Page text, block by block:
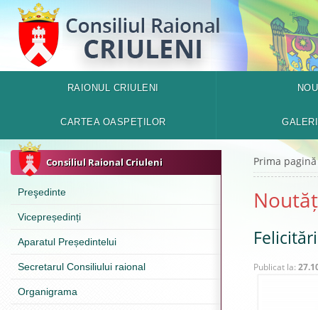
RAIONUL CRIULENI
CARTEA OASPEŢILOR
Consiliul Raional Criuleni
Preşedinte
Vicepreședinți
Aparatul Președintelui
Secretarul Consiliului raional
Organigrama
Prima pagină
Publicat la: